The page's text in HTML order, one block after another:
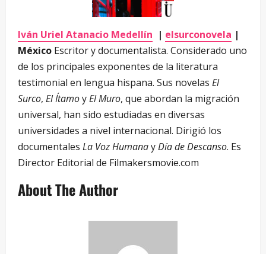
Iván Uriel Atanacio Medellín | elsurconovela |
México Escritor y documentalista. Considerado uno
de los principales exponentes de la literatura
testimonial en lengua hispana. Sus novelas El
Surco, El ÍtamoyEl Muro, que abordan la migración
universal, han sido estudiadas en diversas
universidades a nivel internacional. Dirigió los
documentales La Voz HumanayDía de Descanso. Es
Director Editorial de Filmakersmovie.com
About The Author